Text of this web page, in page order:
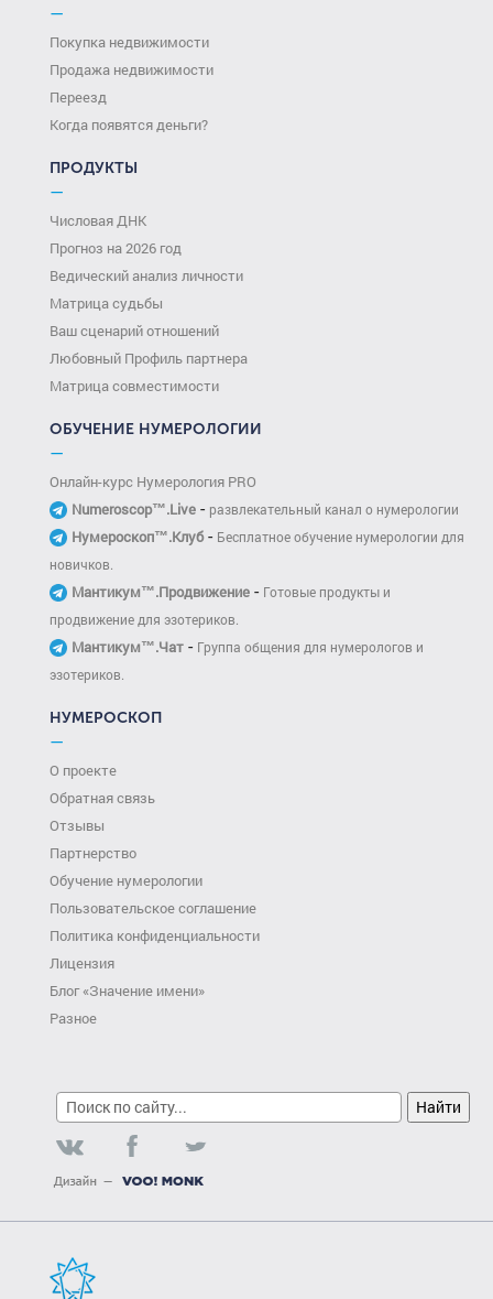
—
Покупка недвижимости
Продажа недвижимости
Переезд
Когда появятся деньги?
ПРОДУКТЫ
—
Числовая ДНК
Прогноз на 2026 год
Ведический анализ личности
Матрица судьбы
Ваш сценарий отношений
Любовный Профиль партнера
Матрица совместимости
ОБУЧЕНИЕ НУМЕРОЛОГИИ
—
Онлайн-курс Нумерология PRO
Numeroscop™.Live - развлекательный канал о нумерологии
Нумероскоп™.Клуб- Бесплатное обучение нумерологии для
новичков.
Мантикум™.Продвижение - Готовые продукты и
продвижение для эзотериков.
Мантикум™.Чат - Группа общения для нумерологов и
эзотериков.
НУМЕРОСКОП
—
О проекте
Обратная связь
Отзывы
Партнерство
Обучение нумерологии
Пользовательское соглашение
Политика конфиденциальности
Лицензия
Блог «Значение имени»
Разное